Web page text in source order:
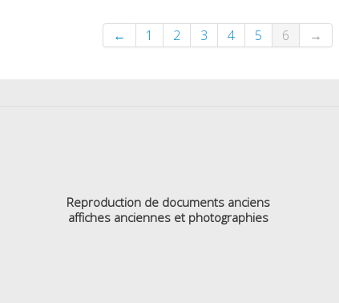
← 1 2 3 4 5 6 →
Reproduction de documents anciens
affiches anciennes et photographies